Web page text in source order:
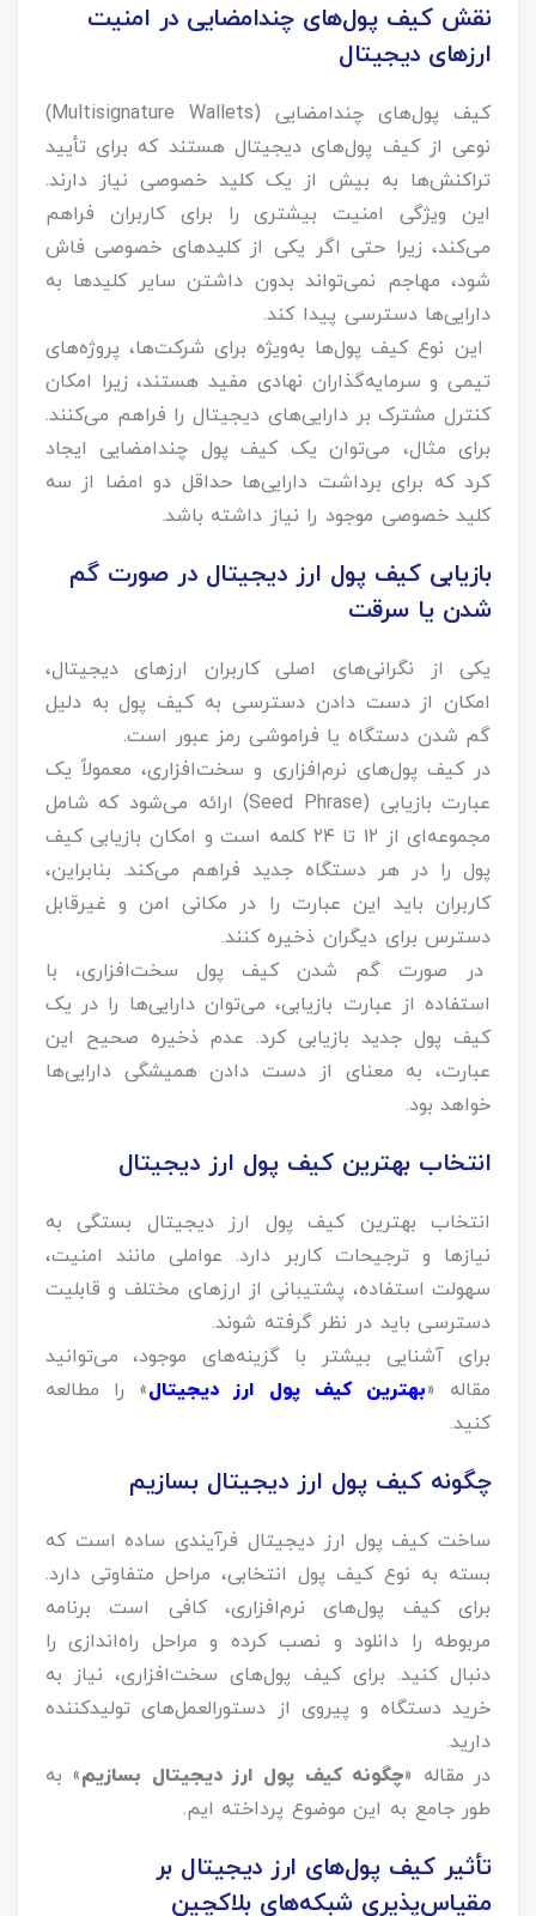
نقش کیف پول‌های چندامضایی در امنیت
ارزهای دیجیتال
کیف پول‌های چندامضایی (Multisignature Wallets)
نوعی از کیف پول‌های دیجیتال هستند که برای تأیید
تراکنش‌ها به بیش از یک کلید خصوصی نیاز دارند.
این ویژگی امنیت بیشتری را برای کاربران فراهم
می‌کند، زیرا حتی اگر یکی از کلیدهای خصوصی فاش
شود، مهاجم نمی‌تواند بدون داشتن سایر کلیدها به
دارایی‌ها دسترسی پیدا کند.
این نوع کیف پول‌ها به‌ویژه برای شرکت‌ها، پروژه‌های
تیمی و سرمایه‌گذاران نهادی مفید هستند، زیرا امکان
کنترل مشترک بر دارایی‌های دیجیتال را فراهم می‌کنند.
برای مثال، می‌توان یک کیف پول چندامضایی ایجاد
کرد که برای برداشت دارایی‌ها حداقل دو امضا از سه
کلید خصوصی موجود را نیاز داشته باشد.
بازیابی کیف پول ارز دیجیتال در صورت گم
شدن یا سرقت
یکی از نگرانی‌های اصلی کاربران ارزهای دیجیتال،
امکان از دست دادن دسترسی به کیف پول به دلیل
گم شدن دستگاه یا فراموشی رمز عبور است.
در کیف پول‌های نرم‌افزاری و سخت‌افزاری، معمولاً یک
عبارت بازیابی (Seed Phrase) ارائه می‌شود که شامل
مجموعه‌ای از ۱۲ تا ۲۴ کلمه است و امکان بازیابی کیف
پول را در هر دستگاه جدید فراهم می‌کند. بنابراین،
کاربران باید این عبارت را در مکانی امن و غیرقابل
دسترس برای دیگران ذخیره کنند.
در صورت گم شدن کیف پول سخت‌افزاری، با
استفاده از عبارت بازیابی، می‌توان دارایی‌ها را در یک
کیف پول جدید بازیابی کرد. عدم ذخیره صحیح این
عبارت، به معنای از دست دادن همیشگی دارایی‌ها
خواهد بود.
انتخاب بهترین کیف پول ارز دیجیتال
انتخاب بهترین کیف پول ارز دیجیتال بستگی به
نیازها و ترجیحات کاربر دارد. عواملی مانند امنیت،
سهولت استفاده، پشتیبانی از ارزهای مختلف و قابلیت
دسترسی باید در نظر گرفته شوند.
برای آشنایی بیشتر با گزینه‌های موجود، می‌توانید
مقاله «بهترین کیف پول ارز دیجیتال» را مطالعه
کنید.
چگونه کیف پول ارز دیجیتال بسازیم
ساخت کیف پول ارز دیجیتال فرآیندی ساده است که
بسته به نوع کیف پول انتخابی، مراحل متفاوتی دارد.
برای کیف پول‌های نرم‌افزاری، کافی است برنامه
مربوطه را دانلود و نصب کرده و مراحل راه‌اندازی را
دنبال کنید. برای کیف پول‌های سخت‌افزاری، نیاز به
خرید دستگاه و پیروی از دستورالعمل‌های تولیدکننده
دارید.
در مقاله «چگونه کیف پول ارز دیجیتال بسازیم» به
طور جامع به این موضوع پرداخته ایم.
تأثیر کیف پول‌های ارز دیجیتال بر
مقیاس‌پذیری شبکه‌های بلاکچین